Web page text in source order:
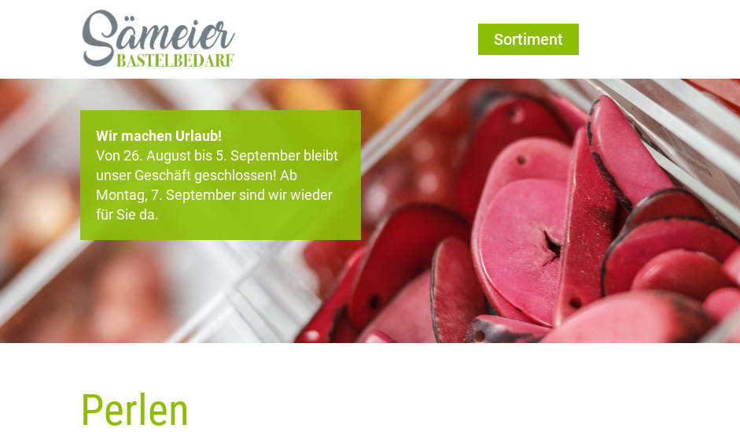
Sortiment
Wir machen Urlaub!
Von 26. August bis 5. September bleibt
unser Geschäft geschlossen! Ab
Montag, 7. September sind wir wieder
für Sie da.
Perlen